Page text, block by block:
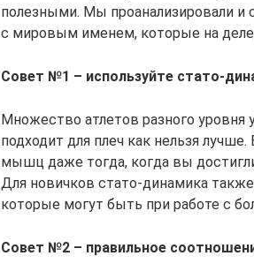
полезными. Мы проанализировали и
с мировым именем, которые на деле
Совет №1 – используйте стато-
Множество атлетов разного
подходит для плеч как нельзя
мышц даже тогда, когда вы
Для новичков стато-динамика
которые могут быть при работе с
Совет №2 – правильное